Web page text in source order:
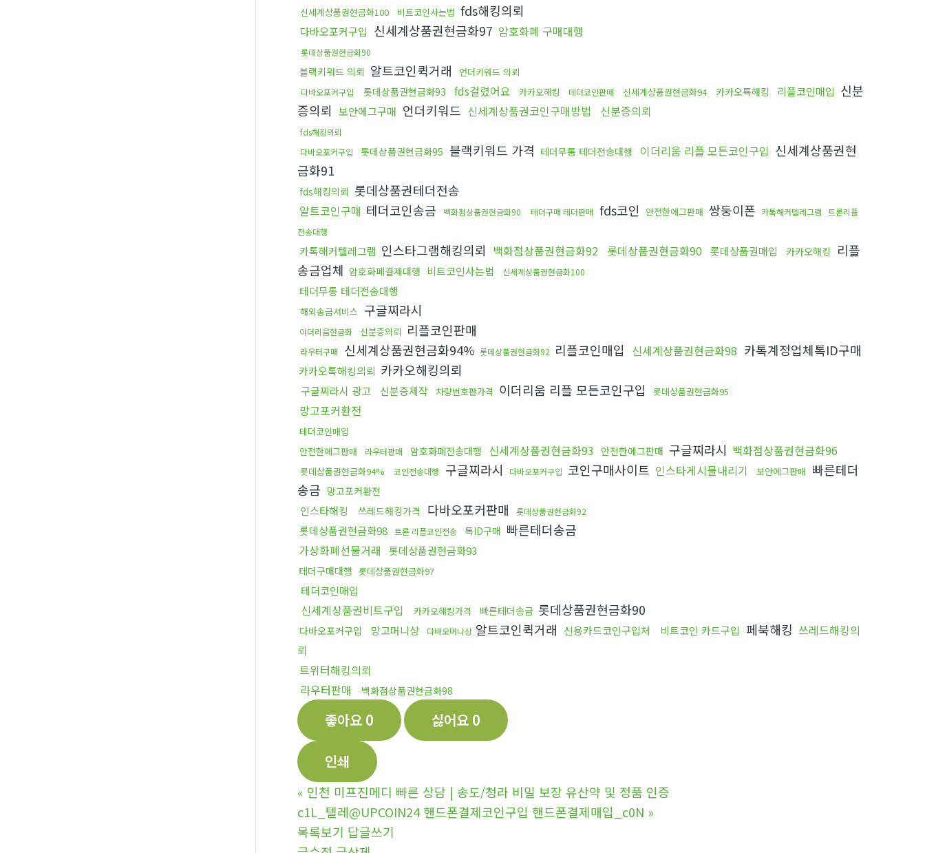
신세계상품권현금화100 비트코인사는법 fds해킹의뢰
다바오포커구입 신세계상품권현금화97 암호화폐 구매대행
롯데상품권현금화90
블랙키워드 의뢰 알트코인퀵거래 언더키워드 의뢰
다바오포커구입 롯데상품권현금화93 fds걸렸어요 카카오해킹 테더코인판매 신세계상품권현금화94 카카오톡해킹 리플코인매입 신분
증의뢰 보안에그구매 언더키워드 신세계상품권코인구매방법 신분증의뢰
fds해킹의뢰
다바오포커구입
롯데상품권현금화95 블랙키워드 가격 테더무통 테더전송대행 이더리움 리플 모든코인구입 신세계상품권현
금화91
fds해킹의뢰 롯데상품권테더전송
알트코인구매 테더코인송금 백화점상품권현금화90 테더구매 테더판매 fds코인 안전한에그판매 쌍둥이폰 카톡해커텔레그램
트론리플
전송대행
카톡해커텔레그램 인스타그램해킹의뢰 백화점상품권현금화92 롯데상품권현금화90 롯데상품권매입 카카오해킹 리플
송금업체 암호화폐결제대행 비트코인사는법 신세계상품권현금화100
테더무통 테더전송대행
해외송금서비스 구글찌라시
이더리움현금화 신분증의뢰 리플코인판매
라우터구매 신세계상품권현금화94% 롯데상품권현금화92 리플코인매입 신세계상품권현금화98 카톡계정업체톡ID구매
카카오톡해킹의뢰 카카오해킹의뢰
구글찌라시 광고 신분증제작 차량번호판가격 이더리움 리플 모든코인구입 롯데상품권현금화95
망고포커환전
테더코인매입
안전한에그판매
라우터판매 암호화폐전송대행 신세계상품권현금화93 안전한에그판매 구글찌라시 백화점상품권현금화96
롯데상품권현금화94% 코인전송대행 구글찌라시 다바오포커구입 코인구매사이트 인스타게시물내리기 보안에그판매 빠른테더
송금 망고포커환전
인스타해킹 쓰레드해킹가격 다바오포커판매 롯데상품권현금화92
롯데상품권현금화98 트론 리플코인전송 톡ID구매 빠른테더송금
가상화폐선물거래 롯데상품권현금화93
테더구매대행 롯데상품권현금화97
테더코인매입
신세계상품권비트구입 카카오해킹가격 빠른테더송금 롯데상품권현금화90
다바오포커구입 망고머니상 다바오머니상 알트코인퀵거래 신용카드코인구입처 비트코인 카드구입 페북해킹 쓰레드해킹의
뢰
트위터해킹의뢰
라우터판매
백화점상품권현금화98
좋아요 0 싫어요 0
인쇄
« 인천 미프진메디 빠른 상담 | 송도/청라 비밀 보장 유산약 및 정품 인증
c1L_텔레@UPCOIN24 핸드폰결제코인구입 핸드폰결제매입_c0N »
목록보기 답글쓰기